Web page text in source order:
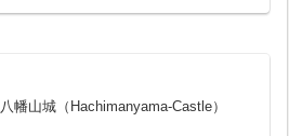
た。お城の豆知識関...
八幡山城（Hachimanyama-Castle）